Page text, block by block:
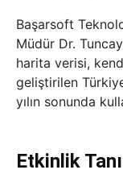
Başarsoft
Müdür Dr.
harita verisi,
geliştirilen
yılın sonunda
Etkinlik